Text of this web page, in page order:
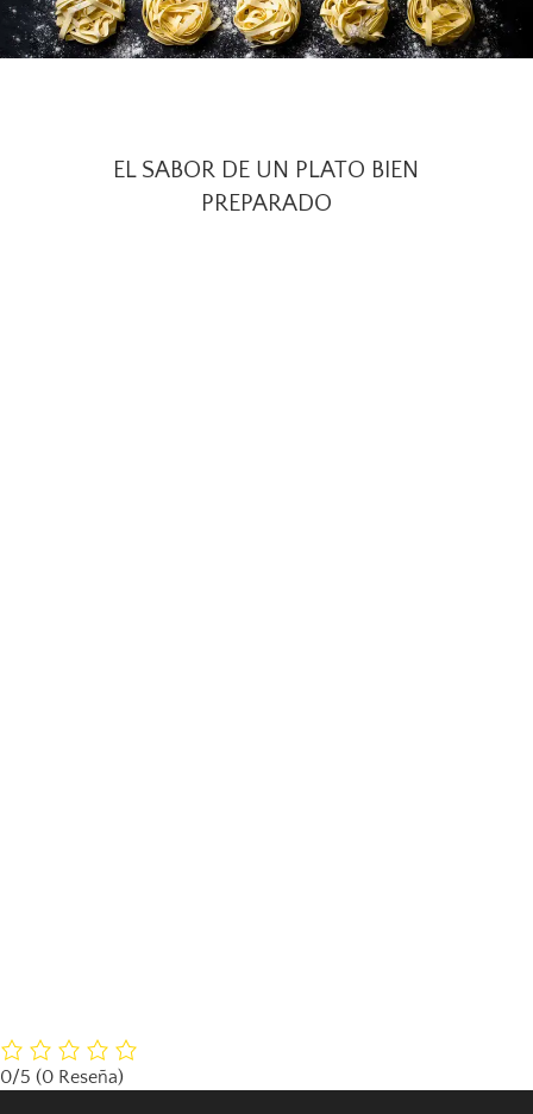
EL SABOR DE UN PLATO BIEN
PREPARADO
0/5 (0 Reseña)